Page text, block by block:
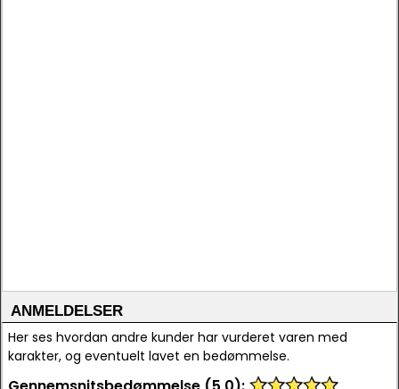
ANMELDELSER
Her ses hvordan andre kunder har vurderet varen med
karakter, og eventuelt lavet en bedømmelse.